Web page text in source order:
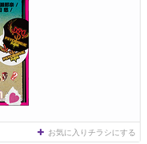
お気に入りチラシにする